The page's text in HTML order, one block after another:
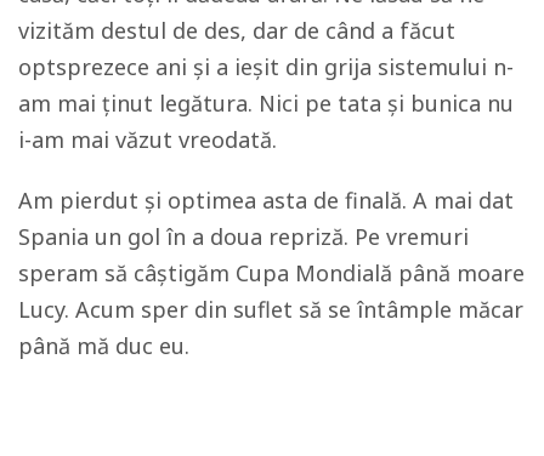
vizităm destul de des, dar de când a făcut
optsprezece ani și a ieșit din grija sistemului n-
am mai ținut legătura. Nici pe tata și bunica nu
i-am mai văzut vreodată.
Am pierdut și optimea asta de finală. A mai dat
Spania un gol în a doua repriză. Pe vremuri
speram să câștigăm Cupa Mondială până moare
Lucy. Acum sper din suflet să se întâmple măcar
până mă duc eu.